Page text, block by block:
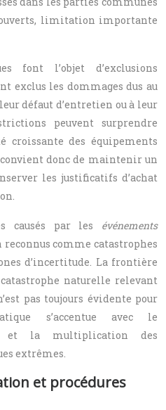
limitation importante
font l’objet d’exclusions
exclus les dommages dus au
défaut d’entretien ou à leur
peuvent surprendre
des équipements
donc de maintenir un
les justificatifs d’achat
causés par les événements
reconnus comme catastrophes
d’incertitude. La frontière
naturelle relevant
pas toujours évidente pour
s’accentue avec le
et la multiplication des
extrêmes.
et procédures